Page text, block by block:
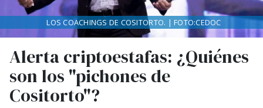
Alerta criptoestafas: ¿Quiénes
son los "pichones de
Cositorto"?
LOS COACHINGS DE COSITORTO. | FOTO:CEDOC